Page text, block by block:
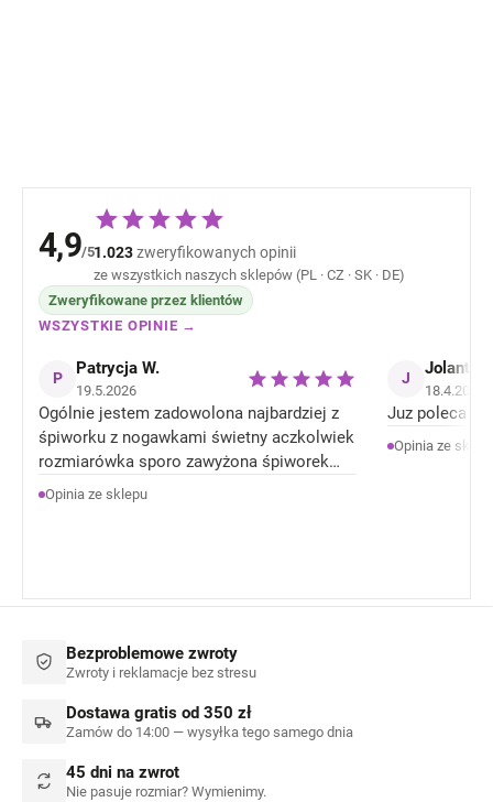
4,9/51.023zweryfikowanych opinii
ze wszystkich naszych sklepów (PL · CZ · SK · DE)
Zweryfikowane przez klientów
WSZYSTKIE OPINIE →
P Patrycja W.
19.5.2026
Ogólnie jestem zadowolona najbardziej z
śpiworku z nogawkami świetny aczkolwiek
rozmiarówka sporo zawyżona śpiworek
rozmiar 92 jest jak 104 rozmiar . Ale
Opinia ze sklepu
J Jolanta
18.4.2026
Juz poleca
Opinia ze
Bezproblemowe zwroty
Zwroty i reklamacje bez stresu
Dostawa gratis od 350 zł
Zamów do 14:00 — wysyłka tego samego dnia
45 dni na zwrot
Nie pasuje rozmiar? Wymienimy.